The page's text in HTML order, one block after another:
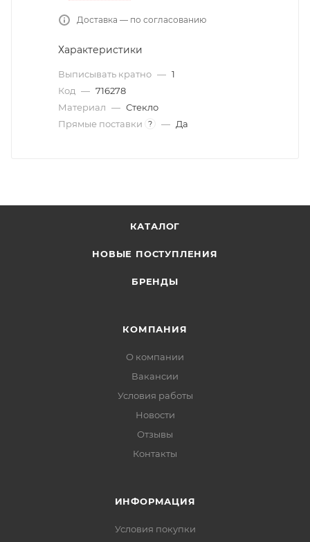
Доставка — по согласованию
Характеристики
Выписывать кратно — 1
Код — 716278
Материал — Стекло
Прямые поставки
? — Да
КАТАЛОГ
НОВЫЕ ПОСТУПЛЕНИЯ
БРЕНДЫ
КОМПАНИЯ
О компании
Вакансии
Условия работы
Новости
Отзывы
Контакты
ИНФОРМАЦИЯ
Условия покупки